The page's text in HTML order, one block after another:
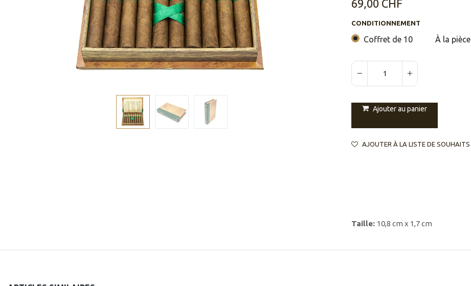
69,00 CHF
CONDITIONNEMENT
Coffret de 10 À la pièce
Ajouter au panier
AJOUTER À LA LISTE DE SOUHAITS
Taille: 10,8 cm x 1,7 cm